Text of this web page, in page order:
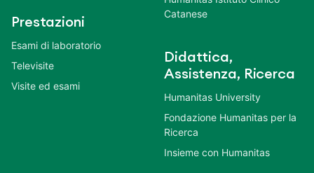
Prestazioni
Esami di laboratorio
Televisite
Visite ed esami
Catanese
Didattica,
Assistenza, Ricerca
Humanitas University
Fondazione Humanitas per la
Ricerca
Insieme con Humanitas